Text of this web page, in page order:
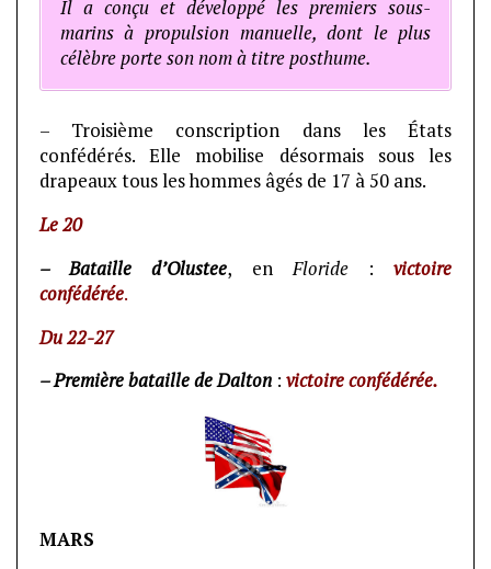
Il a conçu et développé les premiers sous-
marins à propulsion manuelle, dont le plus
célèbre porte son nom à titre posthume.
– Troisième conscription dans les États
confédérés. Elle mobilise désormais sous les
drapeaux tous les hommes âgés de 17 à 50 ans.
Le 20
– Bataille d’Olustee, enFloride: victoire
confédérée.
Du 22-27
– Première bataille de Dalton :victoire confédérée.
MARS